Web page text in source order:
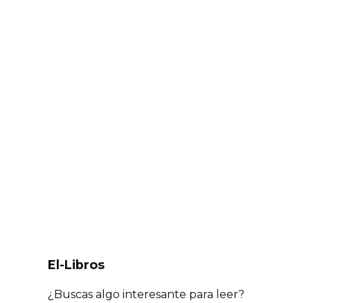
El-Libros
¿Buscas algo interesante para leer?